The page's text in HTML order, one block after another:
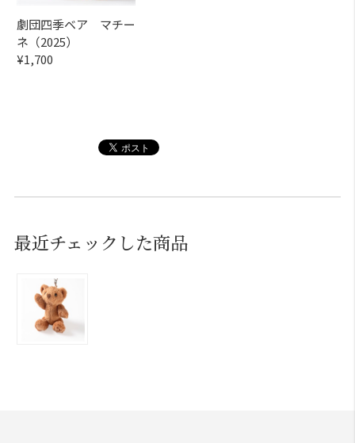
劇団四季ベア マチー
ネ（2025）
¥1,700
最近チェックした商品